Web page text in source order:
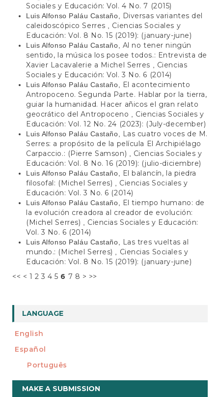
Sociales y Educación: Vol. 4 No. 7 (2015)
Luis Alfonso Paláu Castaño,
Diversas variantes del
caleidoscópico Serres
Ciencias Sociales y
Educación: Vol. 8 No. 15 (2019): (january-june)
Luis Alfonso Paláu Castaño, Al no tener ningún
sentido, la música los posee todos.: Entrevista de
Xavier Lacavalerie a Michel Serres
Ciencias
Sociales y Educación: Vol. 3 No. 6 (2014)
Luis Alfonso Paláu Castaño,
El acontecimiento
Antropoceno. Segunda Parte. Hablar por la tierra,
guiar la humanidad. Hacer añicos el gran relato
geocrático del Antropoceno
Ciencias Sociales y
Educación: Vol. 12 No. 24 (2023): (July-december)
Luis Alfonso Paláu Castaño,
Las cuatro voces de M.
Serres: a propósito de la película El Archipiélago
Carpaccio.: (Pierre Samson)
Ciencias Sociales y
Educación: Vol. 8 No. 16 (2019): (julio-diciembre)
Luis Alfonso Paláu Castaño,
El balancín, la piedra
filosofal: (Michel Serres)
Ciencias Sociales y
Educación: Vol. 3 No. 6 (2014)
Luis Alfonso Paláu Castaño,
El tiempo humano: de
la evolución creadora al creador de evolución:
(Michel Serres)
Ciencias Sociales y Educación:
Vol. 3 No. 6 (2014)
Luis Alfonso Paláu Castaño,
Las tres vueltas al
mundo.: (Michel Serres)
Ciencias Sociales y
Educación: Vol. 8 No. 15 (2019): (january-june)
<< < 1 2 3 4 5 6 7 8 > >>
LANGUAGE
English
Español
Português
Make
MAKE A SUBMISSION